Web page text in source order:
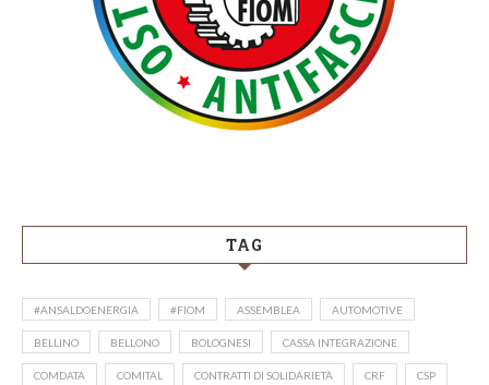
TAG
#ANSALDOENERGIA #FIOM ASSEMBLEA AUTOMOTIVE
BELLINO BELLONO BOLOGNESI CASSA INTEGRAZIONE
COMDATA COMITAL CONTRATTI DI SOLIDARIETÀ CRF CSP